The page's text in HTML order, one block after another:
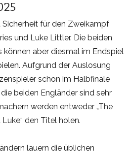
für den Zweikampf
und Luke Littler. Die beiden
können aber diesmal im Endspiel
Aufgrund der Auslosung
schon im Halbfinale
beiden Engländer sind sehr
werden entweder „The
Luke“ den Titel holen.
lauern die üblichen